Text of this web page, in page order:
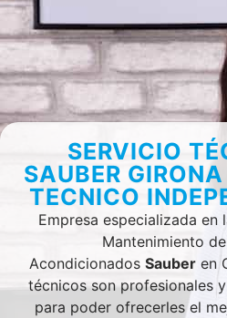
SERVICIO
SAUBER
TECNICO
Empresa especializada en
Mantenimiento
AcondicionadosSauber en
técnicos son profesionales
para poder ofrecerles el